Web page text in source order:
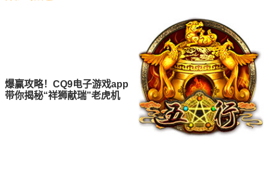
爆赢攻略！CQ9电子游戏app
带你揭秘“祥狮献瑞”老虎机